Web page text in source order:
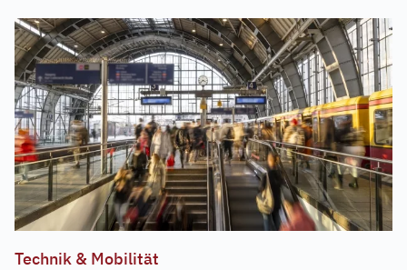
Technik & Mobilität